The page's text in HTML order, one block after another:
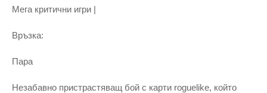
Мега критични игри |
Връзка:
Пара
Незабавно пристрастяващ бой с карти roguelike, който